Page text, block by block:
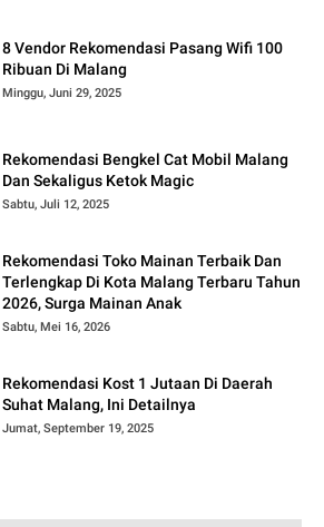
8 Vendor Rekomendasi Pasang Wifi 100
Ribuan Di Malang
Minggu, Juni 29, 2025
Rekomendasi Bengkel Cat Mobil Malang
Dan Sekaligus Ketok Magic
Sabtu, Juli 12, 2025
Rekomendasi Toko Mainan Terbaik Dan
Terlengkap Di Kota Malang Terbaru Tahun
2026, Surga Mainan Anak
Sabtu, Mei 16, 2026
Rekomendasi Kost 1 Jutaan Di Daerah
Suhat Malang, Ini Detailnya
Jumat, September 19, 2025